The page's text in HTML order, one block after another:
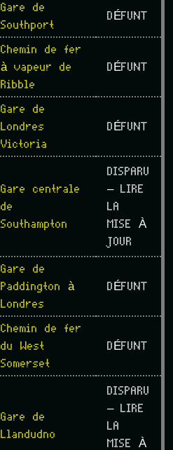
Gare de
Southport
DÉFUNT
Chemin de fer
à vapeur de
Ribble
DÉFUNT
Gare de
Londres
Victoria
DÉFUNT
Gare centrale
de
Southampton
DISPARU
– LIRE
LA
MISE À
JOUR
Gare de
Paddington à
Londres
DÉFUNT
Chemin de fer
du West
Somerset
DÉFUNT
Gare de
Llandudno
DISPARU
– LIRE
LA
MISE À